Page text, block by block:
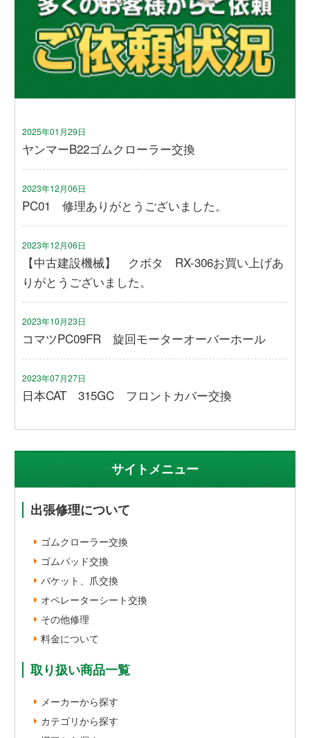
2025年01月29日
ヤンマーB22ゴムクローラー交換
2023年12月06日
PC01 修理ありがとうございました。
2023年12月06日
【中古建設機械】 クボタ RX-306お買い上げあ
りがとうございました。
2023年10月23日
コマツPC09FR 旋回モーターオーバーホール
2023年07月27日
日本CAT 315GC フロントカバー交換
サイトメニュー
出張修理について
ゴムクローラー交換
ゴムパッド交換
バケット、爪交換
オペレーターシート交換
その他修理
料金について
取り扱い商品一覧
メーカーから探す
カテゴリから探す